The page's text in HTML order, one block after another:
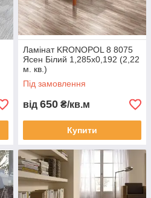
Ламінат KRONOPOL 8 8075
Ясен Білий 1,285х0,192 (2,22
м. кв.)
Під замовлення
від 650 ₴/кв.м
Купити